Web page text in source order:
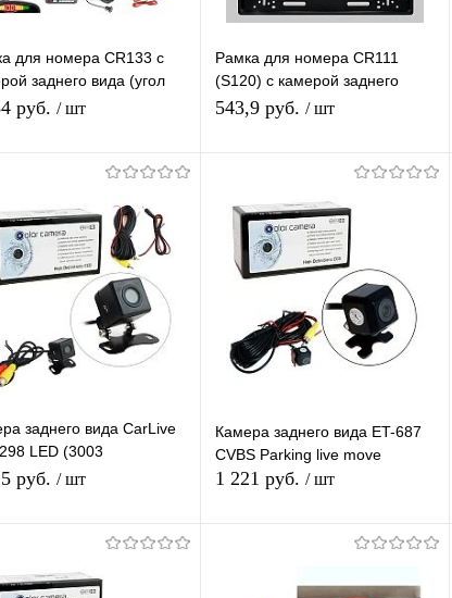
для номера CR133 с
заднего вида (угол
+ парктронник / ночная
руб. / шт
Купить в 1
К
сравнению
В избранное В наличии
Рамка для номера CR111
(S120) с камерой заднего
вида (угол 90 градусов)
543,9 руб. / шт
Купить в 1
клик
сравнению
В наличии
заднего вида CarLive
LED (3003
ET-6168 S (3003
руб. / шт
Камера заднего вида ET-687
CVBS Parking live move
1 221 руб. / шт